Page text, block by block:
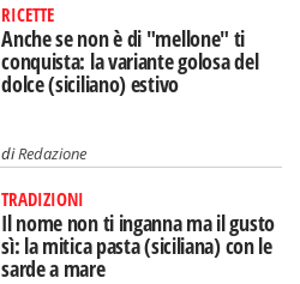
RICETTE
Anche se non è di "mellone" ti
conquista: la variante golosa del
dolce (siciliano) estivo
diRedazione
TRADIZIONI
Il nome non ti inganna ma il gusto
sì: la mitica pasta (siciliana) con le
sarde a mare